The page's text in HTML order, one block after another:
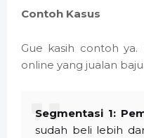
Contoh Kasus
Gue kasih contoh
online yang jualan baju.
Segmentasi 1:
sudah beli lebih